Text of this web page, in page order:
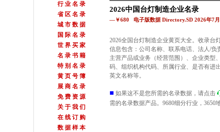
行 业 名 录
省 区 名 录
城 市 数 据
国 际 名 录
世 界 买 家
名 录 书 籍
特 别 名 录
黄 页 号 簿
展 商 名 录
免 费 资 源
关 于 我 们
在 线 订 购
数 据 样 本
2026中国台灯制造企业名录
—￥680 电子版数据 Directory.SD 2026年7
2026全国台灯制造企业黄页大全。收录台
信息包含：公司名称、联系电话、法人/
主营产品或业务（经营范围）、企业类型
码、组织机构代码、所属行业、是否有进
英文名称等。
■ 如果这不是您所需的名录数据，请点击
需的名录数据产品。9680细分行业，